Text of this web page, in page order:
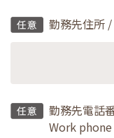
勤務先住所
勤務先電話
Work